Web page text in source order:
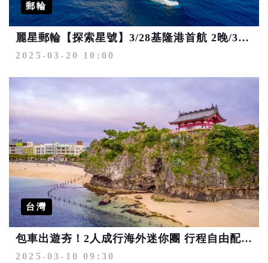
郵輪
麗星郵輪【探索星號】3/28基隆港首航 2晚/3晚/5晚航程沉浸式娛樂全面升級
2025-03-20 10:00
台灣
包車出遊夯！2人成行海外迷你團 行程自由配、專車不併團、導遊隨行導覽
2025-03-10 09:30